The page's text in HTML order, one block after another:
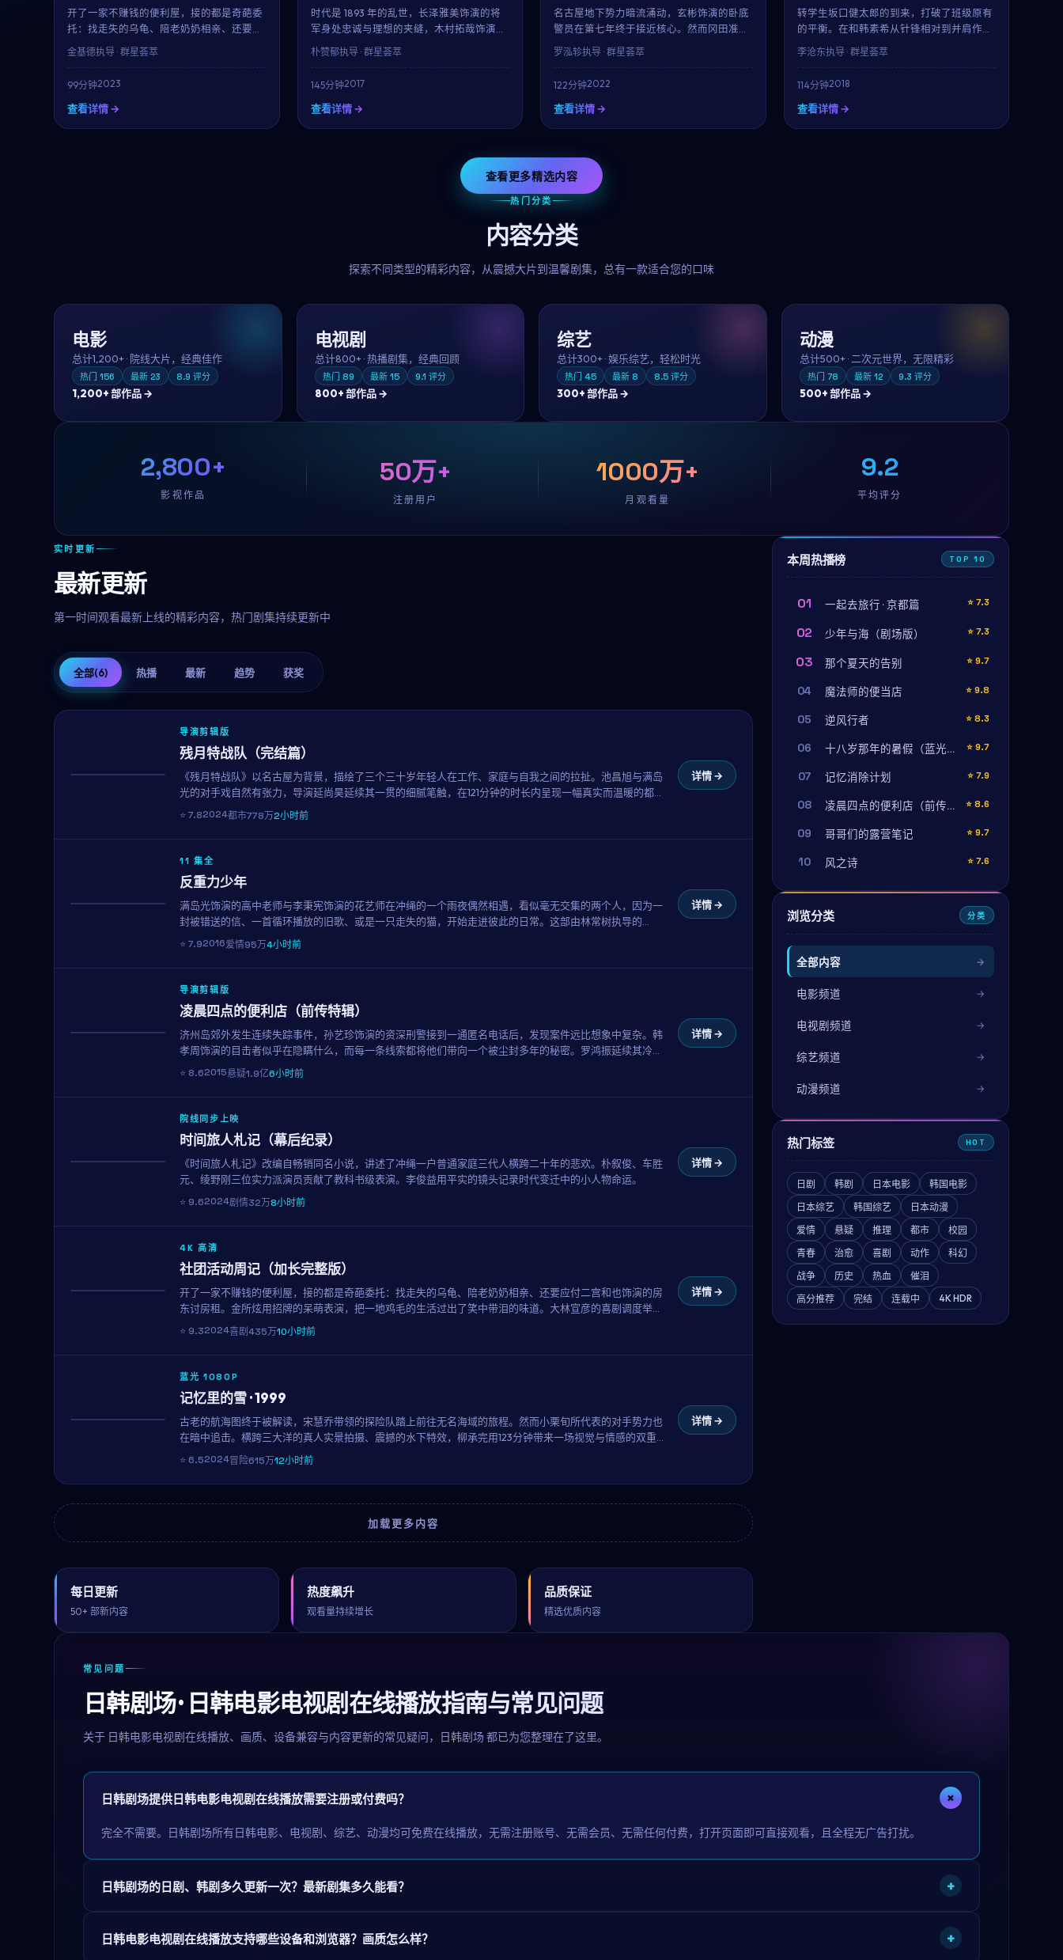
开了一家不赚钱的便利屋，接的都是奇葩委
托：找走失的乌龟、陪老奶奶相亲、还要应
付丁海寅饰演的房东讨房租。松坂桃李用招
牌的呆萌表演，把一地鸡毛的生活过出了笑
轻，看完只想再看一遍。
金基德执导 · 群星荟萃
99分钟2023
查看详情 →
时代是 1893 年的乱世，长泽雅美饰演的将
军身处忠诚与理想的夹缝，木村拓哉饰演的
女性角色则在男性主导的历史中走出自己的
路。朴赞郁用细致的服化道与考究的场景，
朴赞郁执导 · 群星荟萃
145分钟2017
查看详情 →
名古屋地下势力暗流涌动，玄彬饰演的卧底
警员在第七年终于接近核心。然而冈田准一
饰演的旧友身份突变，让他陷入忠诚与生存
的两难。罗泓轸的招牌长镜头与冷暖对比色
罗泓轸执导 · 群星荟萃
122分钟2022
查看详情 →
转学生坂口健太郎的到来，打破了班级原有
的平衡。在和韩素希从针锋相对到并肩作战
的过程中，少年少女们逐渐明白：友谊、暗
恋与梦想，是青春里最闪光的三件事。李沧
李沧东执导 · 群星荟萃
114分钟2018
查看详情 →
查看更多精选内容
热门分类
内容分类
探索不同类型的精彩内容，从震撼大片到温馨剧集，总有一款适合您的口味
电影
总计1,200+· 院线大片，经典佳作
热门 156 最新 23 8.9 评分
1,200+部作品 →
电视剧
总计800+·热播剧集，经典回顾
热门 89 最新 15 9.1 评分
800+部作品 →
综艺
总计300+·娱乐综艺，轻松时光
热门 45 最新 8 8.5 评分
300+部作品 →
动漫
总计500+· 二次元世界，无限精彩
热门 78 最新 12 9.3 评分
500+部作品 →
2,800+
影视作品
50万+
注册用户
1000万+
月观看量
9.2
平均评分
实时更新
最新更新
第一时间观看最新上线的精彩内容，热门剧集持续更新中
全部(6) 热播 最新 趋势 获奖
导演剪辑版
残月特战队（完结篇）
《残月特战队》以名古屋为背景，描绘了三个三十岁年轻人在工作、家庭与自我之间的拉扯。池昌旭与满岛
光的对手戏自然有张力，导演延尚昊延续其一贯的细腻笔触，在121分钟的时长内呈现一幅真实而温暖的都
⭐7.82024都市778万2小时前
详情 →
11 集全
反重力少年
满岛光饰演的高中老师与李秉宪饰演的花艺师在冲绳的一个雨夜偶然相遇，看似毫无交集的两个人，因为一
封被错送的信、一首循环播放的旧歌、或是一只走失的猫，开始走进彼此的日常。这部由林常树执导的
2016年作品，用克制而温柔的镜头语言，呈现了都市人之间最纯粹的悸动。
⭐7.92016爱情95万4小时前
详情 →
导演剪辑版
凌晨四点的便利店（前传特辑）
济州岛郊外发生连续失踪事件，孙艺珍饰演的资深刑警接到一通匿名电话后，发现案件远比想象中复杂。韩
孝周饰演的目击者似乎在隐瞒什么，而每一条线索都将他们带向一个被尘封多年的秘密。罗鸿振延续其冷峻
的叙事风格，剧情反转层出不穷。
⭐ 8.62015悬疑1.9亿6小时前
详情 →
院线同步上映
时间旅人札记（幕后纪录）
《时间旅人札记》改编自畅销同名小说，讲述了冲绳一户普通家庭三代人横跨二十年的悲欢。朴叙俊、车胜
元、绫野刚三位实力派演员贡献了教科书级表演。李俊益用平实的镜头记录时代变迁中的小人物命运。
⭐ 9.62024剧情32万8小时前
详情 →
4K 高清
社团活动周记（加长完整版）
开了一家不赚钱的便利屋，接的都是奇葩委托：找走失的乌龟、陪老奶奶相亲、还要应付二宫和也饰演的房
东讨房租。金所炫用招牌的呆萌表演，把一地鸡毛的生活过出了笑中带泪的味道。大林宣彦的喜剧调度举重
若轻，看完只想再看一遍。
⭐ 9.32024喜剧435万10小时前
详情 →
蓝光 1080P
记忆里的雪 · 1999
古老的航海图终于被解读，宋慧乔带领的探险队踏上前往无名海域的旅程。然而小栗旬所代表的对手势力也
在暗中追击。横跨三大洋的真人实景拍摄、震撼的水下特效，柳承完用123分钟带来一场视觉与情感的双重
⭐6.52024冒险615万12小时前
详情 →
加载更多内容
每日更新
50+ 部新内容
热度飙升
观看量持续增长
品质保证
精选优质内容
本周热播榜 TOP 10
01 一起去旅行 · 京都篇 ⭐ 7.3
02 少年与海（剧场版） ⭐ 7.3
03 那个夏天的告别 ⭐ 9.7
04 魔法师的便当店 ⭐ 9.8
05 逆风行者 ⭐ 8.3
06 十八岁那年的暑假（蓝光珍藏版） ⭐ 9.7
07 记忆消除计划 ⭐ 7.9
08 凌晨四点的便利店（前传特辑） ⭐ 8.6
09 哥哥们的露营笔记 ⭐ 9.7
10 风之诗 ⭐ 7.6
浏览分类 分类
全部内容
电影频道
电视剧频道
综艺频道
动漫频道
热门标签 HOT
日剧 韩剧 日本电影
韩国电影
日本综艺
韩国综艺
日本动漫
爱情
悬疑 推理 都市
校园
青春
治愈 喜剧 动作
科幻
战争
历史 热血
催泪
高分推荐
完结 连载中 4K HDR
常见问题
日韩剧场 · 日韩电影电视剧在线播放指南与常见问题
关于 日韩电影电视剧在线播放、画质、设备兼容与内容更新的常见疑问， 日韩剧场 都已为您整理在了这里。
日韩剧场提供日韩电影电视剧在线播放需要注册或付费吗？ +
完全不需要。日韩剧场所有日韩电影、电视剧、综艺、动漫均可免费在线播放，无需注册账号、无需会员、无需任何付费，打开页面即可直接观看，且全程无广告打扰。
日韩剧场的日剧、韩剧多久更新一次？最新剧集多久能看？ +
日韩电影电视剧在线播放支持哪些设备和浏览器？画质怎么样？ +